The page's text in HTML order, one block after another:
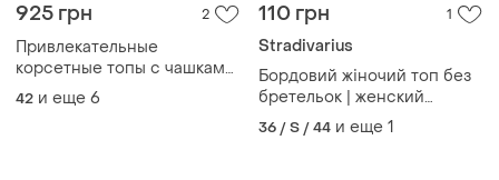
925 грн 2
Привлекательные
корсетные топы с чашками
с легким пуша-ап, топ
облегающий с чашками, топ
42 и еще 6
110 грн 1
Stradivarius
Бордовий жіночий топ без
бретельок | женский
бордовый топ без бретелек
с чашками
36 / S / 44 и еще 1